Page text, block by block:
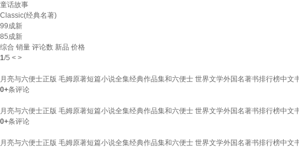
童话故事
Classic(经典名著)
99成新
85成新
综合 销量 评论数 新品 价格
1/5 < >
月亮与六便士正版 毛姆原著短篇小说全集经典作品集和六便士 世界文学外国名著书排行榜中文
0+条评论
月亮与六便士正版 毛姆原著短篇小说全集经典作品集和六便士 世界文学外国名著书排行榜中
0+条评论
月亮与六便士正版 毛姆原著短篇小说全集经典作品集和六便士 世界文学外国名著书排行榜中